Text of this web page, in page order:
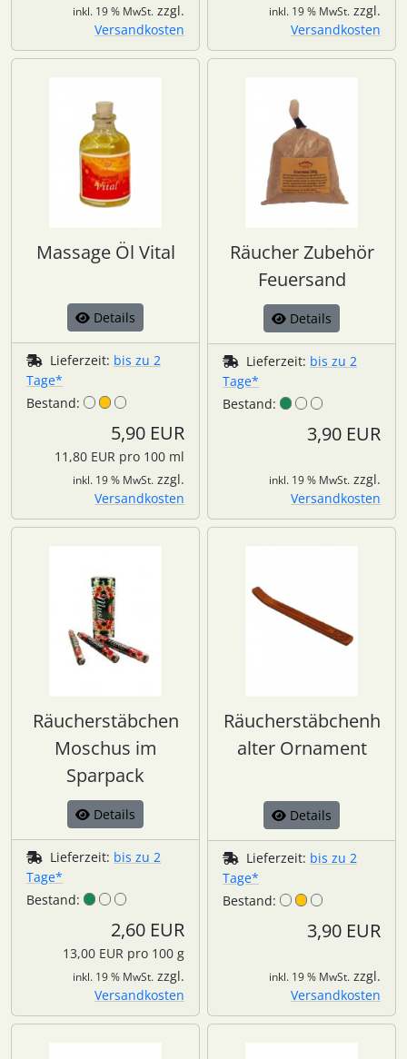
inkl. 19 % MwSt. zzgl.
Versandkosten
inkl. 19 % MwSt. zzgl.
Versandkosten
Massage Öl Vital
Details
Lieferzeit: bis zu 2
Tage*
Bestand:
5,90 EUR
11,80 EUR pro 100 ml
inkl. 19 % MwSt. zzgl.
Versandkosten
Räucher Zubehör
Feuersand
Details
Lieferzeit: bis zu 2
Tage*
Bestand:
3,90 EUR
inkl. 19 % MwSt. zzgl.
Versandkosten
Räucherstäbchen
Moschus im
Sparpack
Details
Lieferzeit: bis zu 2
Tage*
Bestand:
2,60 EUR
13,00 EUR pro 100 g
inkl. 19 % MwSt. zzgl.
Versandkosten
Räucherstäbchenh
alter Ornament
Details
Lieferzeit: bis zu 2
Tage*
Bestand:
3,90 EUR
inkl. 19 % MwSt. zzgl.
Versandkosten